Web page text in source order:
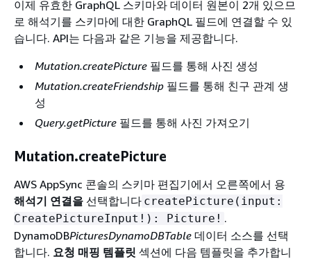
이제 유효한 GraphQL 스키마와 데이터 원본이 2개 있으므
로 해석기를 스키마에 대한 GraphQL 필드에 연결할 수 있
습니다. API는 다음과 같은 기능을 제공합니다.
Mutation.createPicture 필드를 통해 사진 생성
Mutation.createFriendship 필드를 통해 친구 관계 생
성
Query.getPicture 필드를 통해 사진 가져오기
Mutation.createPicture
AWS AppSync 콘솔의 스키마 편집기에서 오른쪽에서 용
해석기 연결을 선택합니다 createPicture(input:
CreatePictureInput!): Picture! .
DynamoDBPicturesDynamoDBTable 데이터 소스를 선택
합니다. 요청 매핑 템플릿 섹션에 다음 템플릿을 추가합니